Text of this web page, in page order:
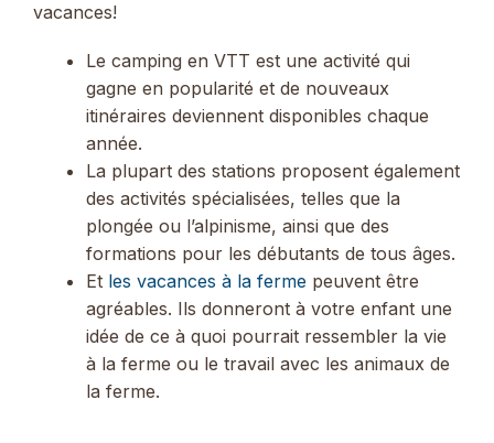
vacances!
Le camping en VTT est une activité qui
gagne en popularité et de nouveaux
itinéraires deviennent disponibles chaque
année.
La plupart des stations proposent également
des activités spécialisées, telles que la
plongée ou l’alpinisme, ainsi que des
formations pour les débutants de tous âges.
Et les vacances à la ferme peuvent être
agréables. Ils donneront à votre enfant une
idée de ce à quoi pourrait ressembler la vie
à la ferme ou le travail avec les animaux de
la ferme.